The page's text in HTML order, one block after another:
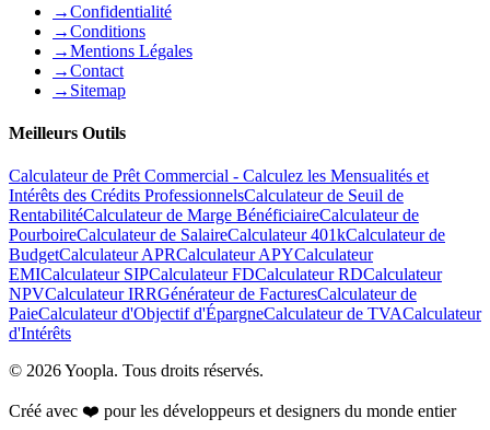
→Confidentialité
→Conditions
→Mentions Légales
→Contact
→ Sitemap
Meilleurs Outils
Calculateur de Prêt Commercial - Calculez les Mensualités et
Intérêts des Crédits ProfessionnelsCalculateur de Seuil de
RentabilitéCalculateur de Marge BénéficiaireCalculateur de
PourboireCalculateur de SalaireCalculateur 401kCalculateur de
BudgetCalculateur APRCalculateur APYCalculateur
EMICalculateur SIPCalculateur FDCalculateur RDCalculateur
NPVCalculateur IRRGénérateur de FacturesCalculateur de
PaieCalculateur d'Objectif d'ÉpargneCalculateur de TVACalculateur
d'Intérêts
© 2026Yoopla. Tous droits réservés.
Créé avec ❤️ pour les développeurs et designers du monde entier